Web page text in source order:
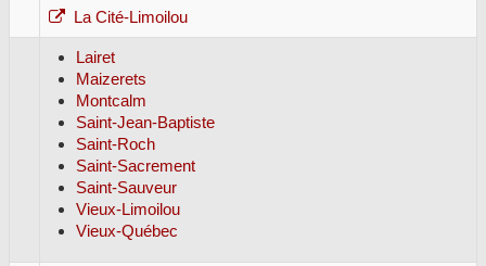
La Cité-Limoilou
Lairet
Maizerets
Montcalm
Saint-Jean-Baptiste
Saint-Roch
Saint-Sacrement
Saint-Sauveur
Vieux-Limoilou
Vieux-Québec